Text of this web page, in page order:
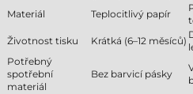
Materiál Teplocitlivý papír
Životnost tisku
Krátká (6–12 měsíců)
Potřebný
spotřební
materiál
Bez barvicí pásky